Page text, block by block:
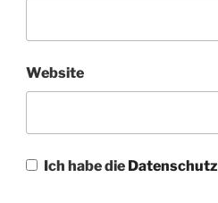
Website
Ich habe die